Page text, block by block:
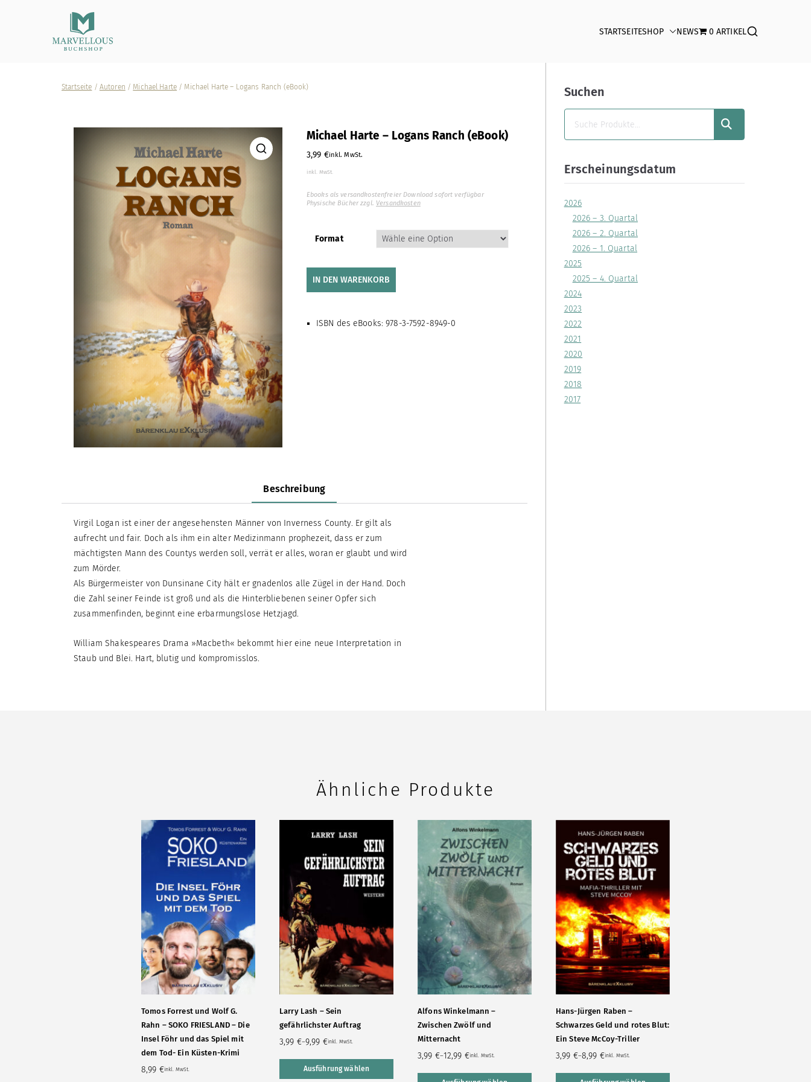
STARTSEITESHOP NEWS 0 ARTIKEL
Startseite / Autoren / Michael Harte / Michael Harte – Logans Ranch (eBook)
Michael Harte – Logans Ranch (eBook)
3,99 €inkl. MwSt.
inkl. MwSt.
Ebooks als versandkostenfreier Download sofort verfügbar
Physische Bücher zzgl. Versandkosten
Format
IN DEN WARENKORB
ISBN des eBooks: 978-3-7592-8949-0
Beschreibung
Virgil Logan ist einer der angesehensten Männer von Inverness County. Er gilt als
aufrecht und fair. Doch als ihm ein alter Medizinmann prophezeit, dass er zum
mächtigsten Mann des Countys werden soll, verrät er alles, woran er glaubt und wird
zum Mörder.
Als Bürgermeister von Dunsinane City hält er gnadenlos alle Zügel in der Hand. Doch
die Zahl seiner Feinde ist groß und als die Hinterbliebenen seiner Opfer sich
zusammenfinden, beginnt eine erbarmungslose Hetzjagd.
William Shakespeares Drama »Macbeth« bekommt hier eine neue Interpretation in
Staub und Blei. Hart, blutig und kompromisslos.
Suchen
SUCHEN
Erscheinungsdatum
2026
2026 – 3. Quartal
2026 – 2. Quartal
2026 – 1. Quartal
2025
2025 – 4. Quartal
2024
2023
2022
2021
2020
2019
2018
2017
Ähnliche Produkte
Tomos Forrest und Wolf G.
Rahn – SOKO FRIESLAND – Die
Insel Föhr und das Spiel mit
dem Tod- Ein Küsten-Krimi
8,99 €inkl. MwSt.
Larry Lash – Sein
gefährlichster Auftrag
3,99 €–9,99 €inkl. MwSt.
Ausführung wählen
Alfons Winkelmann –
Zwischen Zwölf und
Mitternacht
3,99 €–12,99 €inkl. MwSt.
Hans-Jürgen Raben –
Schwarzes Geld und rotes Blut:
Ein Steve McCoy-Triller
3,99 €–8,99 €inkl. MwSt.